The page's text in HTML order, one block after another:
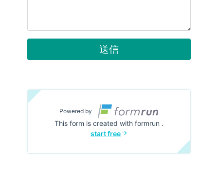
送信
Powered by
This form is created with formrun .
start free